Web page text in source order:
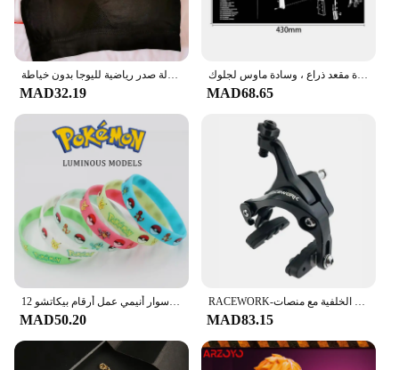
حمالة صدر رياضية للنساء قابلة للتنفس تمتص العرق ومضادة للصدمات ومبطنة للصالة الرياضية والجري واللياقة البدنية بطبقة مزدوجة ملابس داخلية حمالة صدر رياضية لليوجا بدون خياطة
MAD32.19
حصيرة تنظيف بندقية مع جزء الرسم التخطيطي والتعليمات ، حصيرة مقعد ذراع ، وسادة ماوس لجلوك ، AR15 ، AK47 ، CZ75 ، P220 ، P320
MAD68.65
12 قطعة بوكيمون سوار أنيمي عمل أرقام بيكاتشو Charmander الأطفال الكرتون سيليكون معصمه أساور هدايا تنكرية للحفلات
MAD50.20
RACEWORK-الطريق دراجة مزدوجة المحور الفرجار ، دراجة الفرامل ، سباق الألومنيوم الجانب سحب الفرجار ، الجبهة الخلفية مع منصات
MAD83.15